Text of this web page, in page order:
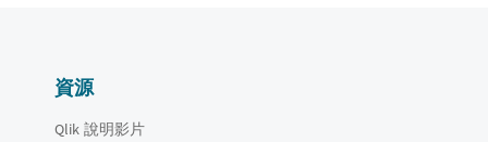
資源
Qlik 說明影片